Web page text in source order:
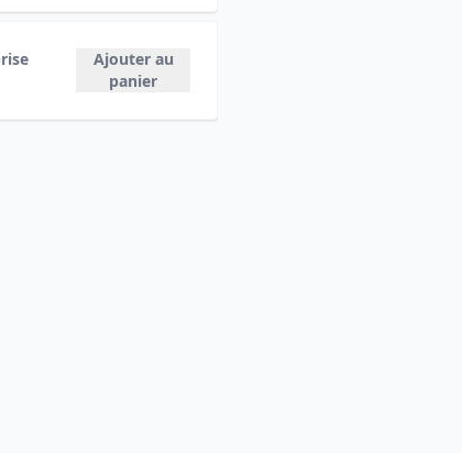
Ajouter au
panier